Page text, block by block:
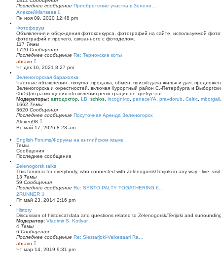
с
о
б
е
н
и
п
о
с
л
е
д
н
е
м
у
с
о
о
щ
е
н
и
ю
Последнее сообщение Приобретение участка в Зелено…
АлексейМатвеев
е
р
й
т
п
с
л
е
д
н
е
м
у
о
щ
н
Пн ноя 09, 2020 12:48 pm
Фотофорум
Объявления и обсуждения фотоконкурса, фотографий на сайте, используемой
фотографий и прочего, связанного с фотоделом.
117 Темы
1720 Сообщения
Последнее сообщение Re: Териокские коты
abravo
е
р
е
й
т
и
к
п
о
с
л
е
д
е
у
с
о
б
щ
е
н
и
ю
Чт дек 16, 2021 8:27 pm
Зеленогорская барахолка
Частные объявления - покупка, продажа, обмен, поиск/сдача жилья и дач,
Зеленогорска и окрестностей, включая Курортный район С.-Петербурга и
<br>Для размещения объявления регистрация не требуется.
Модераторы: автодоктор LB schlos incogni-to panaceYA pravdorub Celtic mborgali
1662 Темы
3620 Сообщения
Последнее сообщение Посуточная Аренда Зеленогорск
Alexeu98
е
р
й
и
к
п
о
с
е
д
н
е
с
о
б
щ
н
Вс май 17, 2026 8:23 am
English Forums/Форумы на английском языке
Темы
Сообщения
Последнее сообщение
Zelenogorsk talks
This forum is for everybody, who connected with Zelenogorsk/Terijoki in any way - live,
13 Темы
59 Сообщения
Последнее сообщение Re: SYSTO PALTY TOGATHERING 6…
2RUNNER
е
р
й
т
к
п
с
л
Пт май 23, 2014 2:16 pm
History
Discussion of historical data and questions related to Zelenogorsk/Terijoki and
Модератор: Vladimir S. Kotlyar
4 Темы
6 Сообщения
Последнее сообщение Re: Siestarjoki-Valkesaari Ra…
abravo
е
р
Чт мар 14, 2019 9:31 pm